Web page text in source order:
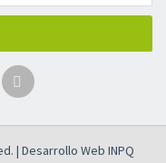
| Desarrollo Web INPQ